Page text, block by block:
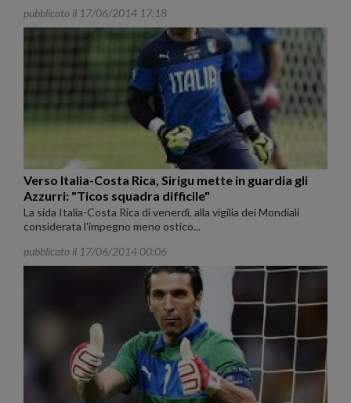
pubblicato il 17/06/2014 17:18
Verso Italia-Costa Rica, Sirigu mette in guardia gli
Azzurri: "Ticos squadra difficile"
La sida Italia-Costa Rica di venerdì, alla vigilia dei Mondiali
considerata l'impegno meno ostico...
pubblicato il 17/06/2014 00:06